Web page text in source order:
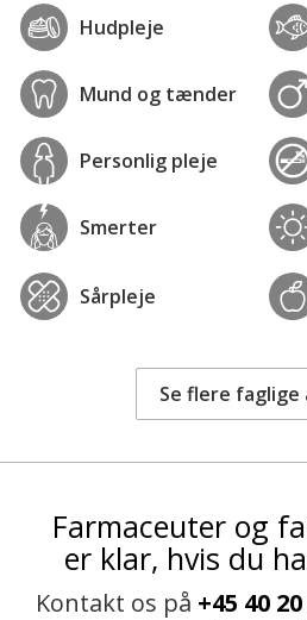
Hudpleje
Mund og tænder
Personlig pleje
Smerter
Sårpleje
Se flere
Farmaceuter og
er klar, hvis du
Kontakt os på +45 40